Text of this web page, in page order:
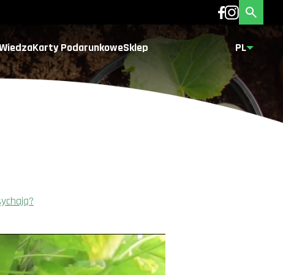
Karty PodarunkoweSklep PL